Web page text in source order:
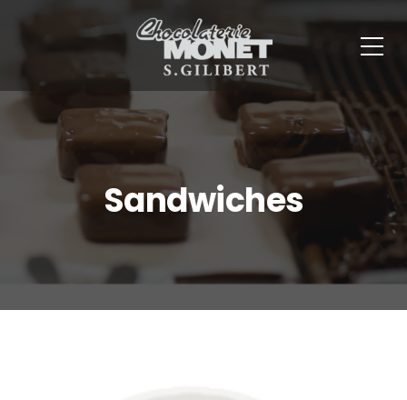
Sandwiches
Panneau de gestion des cookies